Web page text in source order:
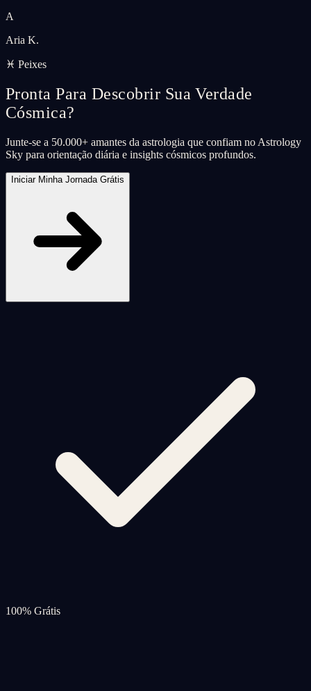
A
Aria K.
♓ Peixes
Pronta Para Descobrir Sua Verdade
Cósmica?
Junte-se a 50.000+ amantes da astrologia que confiam no Astrology
Sky para orientação diária e insights cósmicos profundos.
Iniciar Minha Jornada Grátis
100% Grátis